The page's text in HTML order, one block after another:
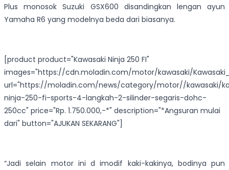
Plus monosok Suzuki GSX600 disandingkan lengan ayun
Yamaha R6 yang modelnya beda dari biasanya.
[product product="Kawasaki Ninja 250 FI"
images="https://cdn.moladin.com/motor/kawasaki/
url="https://moladin.com/news/category/motor//kawasaki/
ninja-250-fi-sports-4-langkah-2-silinder-segaris-dohc-
250cc" price="Rp. 1.750.000,-*" description="*Angsuran mulai
dari" button="AJUKAN SEKARANG"]
“Jadi selain motor ini d imodif kaki-kakinya, bodinya pun